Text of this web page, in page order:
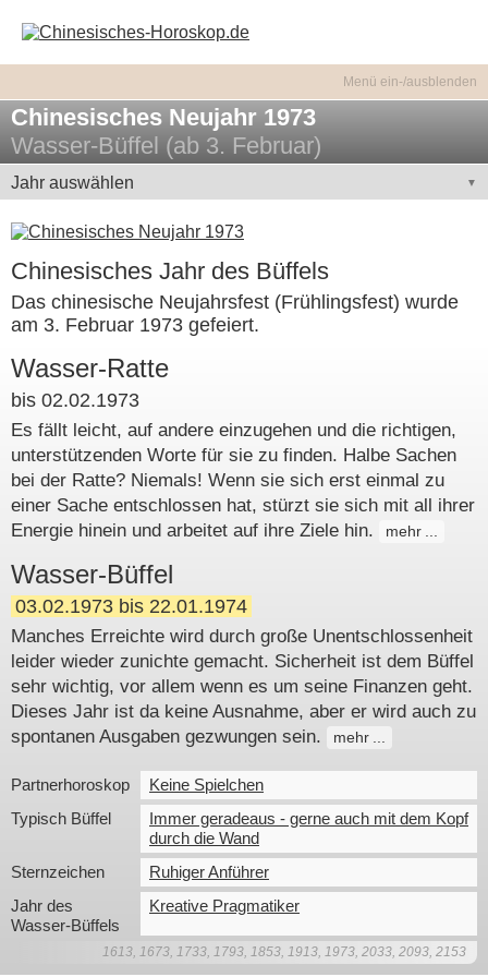
Chinesisches Neujahr 1973
Wasser-Büffel (ab 3. Februar)
Jahr auswählen
Chinesisches Jahr des Büffels
Das chinesische Neujahrsfest (Frühlingsfest) wurde
am 3. Februar 1973 gefeiert.
Wasser-Ratte
bis 02.02.1973
Es fällt leicht, auf andere einzugehen und die richtigen,
unterstützenden Worte für sie zu finden. Halbe Sachen
bei der Ratte? Niemals! Wenn sie sich erst einmal zu
einer Sache entschlossen hat, stürzt sie sich mit all ihrer
Energie hinein und arbeitet auf ihre Ziele hin.
mehr
Wasser-Büffel
03.02.1973 bis 22.01.1974
Manches Erreichte wird durch große Unentschlossenheit
leider wieder zunichte gemacht. Sicherheit ist dem Büffel
sehr wichtig, vor allem wenn es um seine Finanzen geht.
Dieses Jahr ist da keine Ausnahme, aber er wird auch zu
spontanen Ausgaben gezwungen sein.
mehr
Partnerhoroskop
Keine Spielchen
Typisch Büffel
Immer geradeaus - gerne auch mit dem Kopf
durch die Wand
Sternzeichen
Ruhiger Anführer
Jahr des
Wasser-Büffels
Kreative Pragmatiker
1613, 1673, 1733, 1793, 1853, 1913, 1973, 2033, 2093, 2153